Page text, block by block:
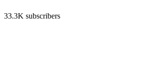
33.3K subscribers